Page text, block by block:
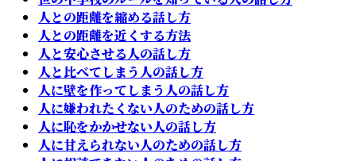
人との距離を縮める話し方
人との距離を近くする方法
人と安心させる人の話し方
人と比べてしまう人の話し方
人に壁を作ってしまう人の話し方
人に嫌われたくない人のための話し方
人に恥をかかせない人の話し方
人に甘えられない人のための話し方